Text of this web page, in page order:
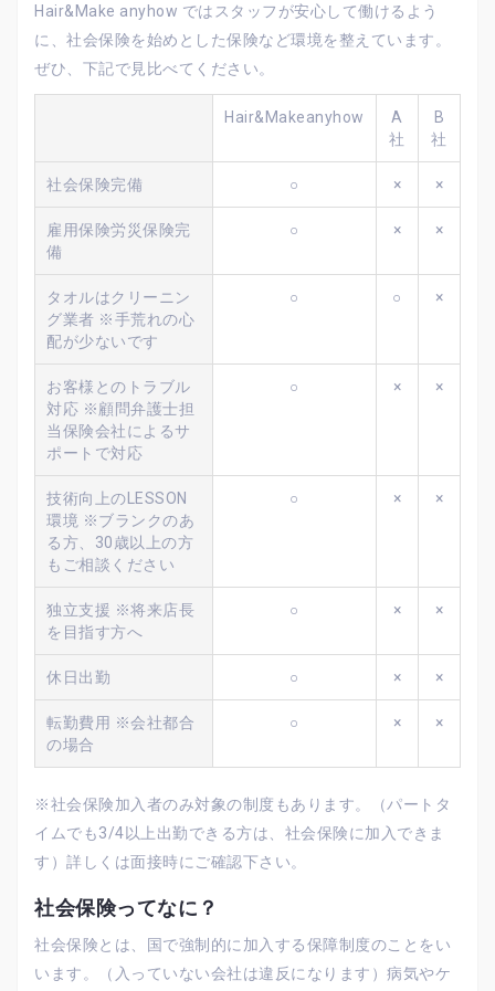
Hair&Make anyhow ではスタッフが安心して働けるよう
に、社会保険を始めとした保険など環境を整えています。
ぜひ、下記で見比べてください。
Hair&Makeanyhow
A
社
B
社
社会保険完備 ○ × ×
雇用保険労災保険完
備
○ × ×
タオルはクリーニン
グ業者 ※手荒れの心
配が少ないです
○ ○ ×
お客様とのトラブル
対応 ※顧問弁護士担
当保険会社によるサ
ポートで対応
○ × ×
技術向上のLESSON
環境 ※ブランクのあ
る方、30歳以上の方
もご相談ください
○ × ×
独立支援 ※将来店長
を目指す方へ
○ × ×
休日出勤 ○ × ×
転勤費用 ※会社都合
の場合
○ × ×
※社会保険加入者のみ対象の制度もあります。（パートタ
イムでも3/4以上出勤できる方は、社会保険に加入できま
す）詳しくは面接時にご確認下さい。
社会保険ってなに？
社会保険とは、国で強制的に加入する保障制度のことをい
います。（入っていない会社は違反になります）病気やケ